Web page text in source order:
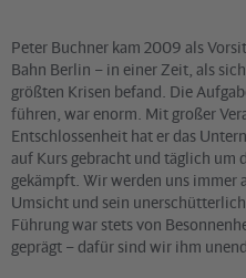
Peter Buchner kam 2009 als
Bahn Berlin – in einer Zeit, als
größten Krisen befand. Die
führen, war enorm. Mit großer
Entschlossenheit hat er das
auf Kurs gebracht und täglich um
gekämpft. Wir werden uns immer
Umsicht und sein
Führung war stets von
geprägt – dafür sind wir ihm